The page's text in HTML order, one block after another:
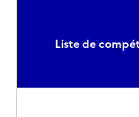
Liste de